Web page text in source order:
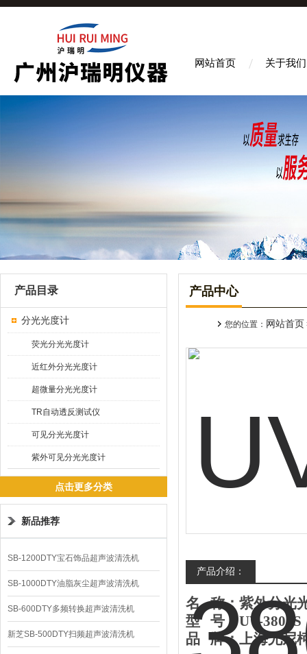
网站首页 关于我们
产品目录
分光光度计
荧光分光光度计
近红外分光光度计
超微量分光光度计
TR自动透反测试仪
可见分光光度计
紫外可见分光光度计
点击更多分类
新品推荐
SB-1200DTY宝石饰品超声波清洗机
SB-1000DTY油脂灰尘超声波清洗机
SB-600DTY多频转换超声波清洗机
新芝SB-500DTY扫频超声波清洗机
产品中心
您的位置： 网站首页
产品介绍：
名 称： 紫外分光
型
号：UV-3802S
品
牌：上海尤尼